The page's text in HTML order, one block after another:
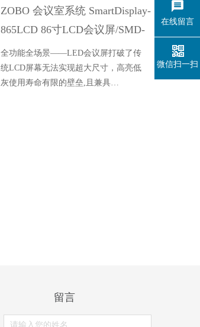
ZOBO 会议室系统 SmartDisplay-
865LCD 86寸LCD会议屏/SMD-
865LC/V
全功能全场景——LED会议屏打破了传
统LCD屏幕无法实现超大尺寸，高亮低
灰使用寿命有限的壁垒,且兼具…
留言
在线留言
微信扫一扫